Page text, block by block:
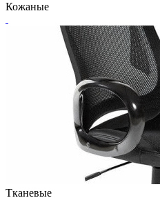
Кожаные
Тканевые